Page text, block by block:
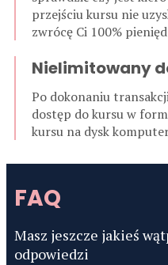
przejściu kursu nie
zwrócę Ci 100%
Nielimitowany
Po dokonaniu
dostęp do kursu w
kursu na dysk
FAQ
Masz jeszcze jakieś
odpowiedzi